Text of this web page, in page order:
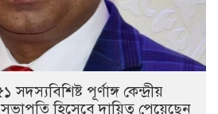
পূর্ণাঙ্গ কেন্দ্রীয়
হিসেবে দায়িত্ব পেয়েছেন